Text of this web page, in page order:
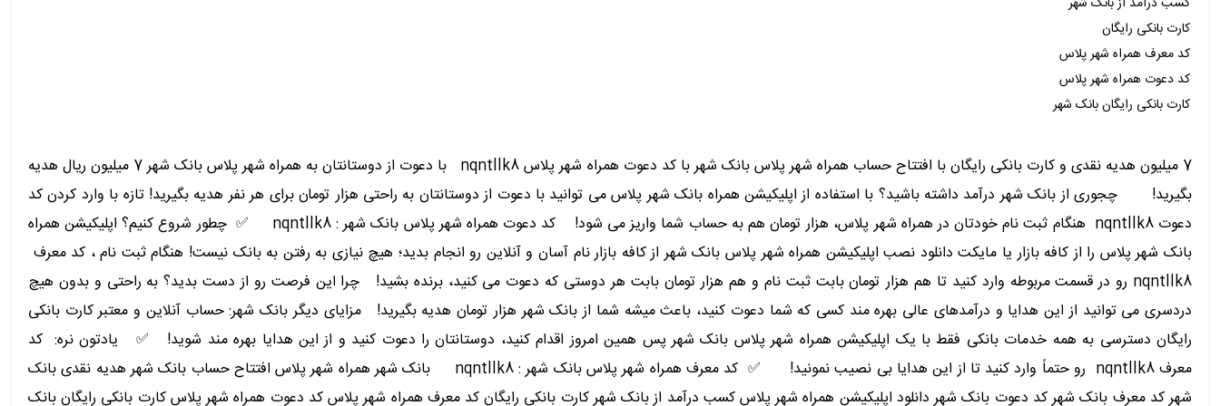
کارت بانکی رایگان
کد معرف همراه شهر پلاس
کد دعوت همراه شهر پلاس
کارت بانکی رایگان بانک شهر
7 میلیون هدیه نقدی و کارت بانکی رایگان با افتتاح حساب همراه شهر پلاس بانک شهر با کد دعوت همراه شهر پلاس nqntllk8 با دعوت از دوستانتان به همراه شهر پلاس بانک شهر 7 میلیون ریال هدیه
بگیرید! چجوری از بانک شهر درآمد داشته باشید؟ با استفاده از اپلیکیشن همراه بانک شهر پلاس می توانید با دعوت از دوستانتان به راحتی هزار تومان برای هر نفر هدیه بگیرید! تازه با وارد کردن کد
دعوت nqntllk8 هنگام ثبت نام خودتان در همراه شهر پلاس، هزار تومان هم به حساب شما واریز می شود! کد دعوت همراه شهر پلاس بانک شهر : nqntllk8 ✅ چطور شروع کنیم؟ اپلیکیشن همراه
بانک شهر پلاس را از کافه بازار یا مایکت دانلود نصب اپلیکیشن همراه شهر پلاس بانک شهر از کافه بازار نام آسان و آنلاین رو انجام بدید؛ هیچ نیازی به رفتن به بانک نیست! هنگام ثبت نام ، کد معرف
nqntllk8 رو در قسمت مربوطه وارد کنید تا هم هزار تومان بابت ثبت نام و هم هزار تومان بابت هر دوستی که دعوت می کنید، برنده بشید! چرا این فرصت رو از دست بدید؟ به راحتی و بدون هیچ
دردسری می توانید از این هدایا و درآمدهای عالی بهره مند کسی که شما دعوت کنید، باعث میشه شما از بانک شهر هزار تومان هدیه بگیرید! مزایای دیگر بانک شهر: حساب آنلاین و معتبر کارت بانکی
رایگان دسترسی به همه خدمات بانکی فقط با یک اپلیکیشن همراه شهر پلاس بانک شهر پس همین امروز اقدام کنید، دوستانتان را دعوت کنید و از این هدایا بهره مند شوید! ✅ یادتون نره: کد
معرف nqntllk8 رو حتماً وارد کنید تا از این هدایا بی نصیب نمونید! ✅ کد معرف همراه شهر پلاس بانک شهر : nqntllk8 بانک شهر همراه شهر پلاس افتتاح حساب بانک شهر هدیه نقدی بانک
شهر کد معرف بانک شهر کد دعوت بانک شهر دانلود اپلیکیشن همراه شهر پلاس کسب درآمد از بانک شهر کارت بانکی رایگان کد معرف همراه شهر پلاس کد دعوت همراه شهر پلاس کارت بانکی رایگان بانک